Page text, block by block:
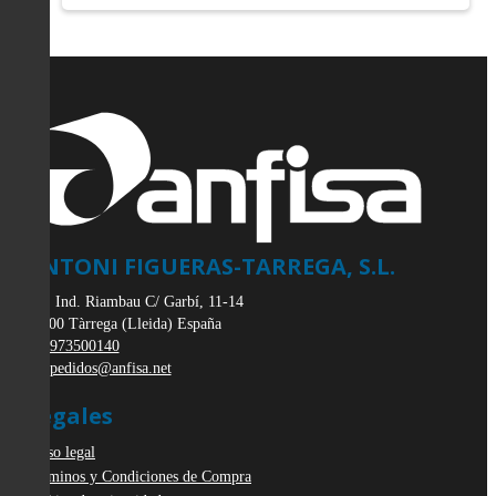
ANTONI FIGUERAS-TARREGA, S.L.
Pol. Ind. Riambau C/ Garbí, 11-14
25300 Tàrrega (Lleida) España
973500140
pedidos@anfisa.net
Legales
Aviso legal
Términos y Condiciones de Compra